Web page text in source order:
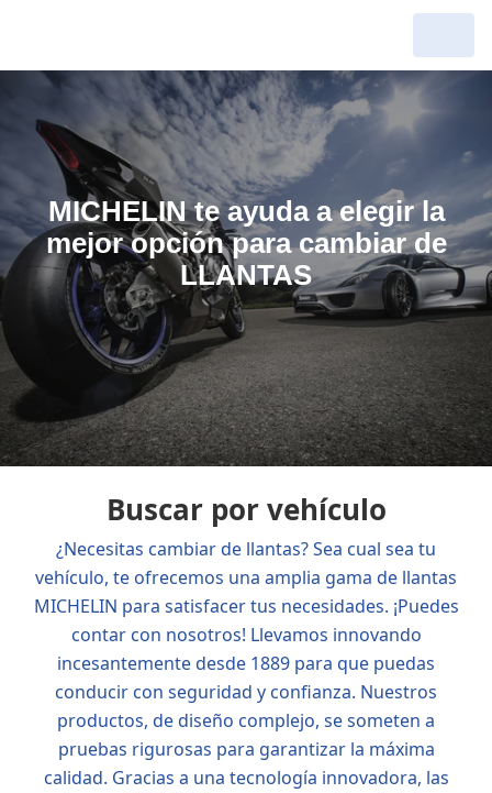
MICHELIN te ayuda a elegir la
mejor opción para cambiar de
LLANTAS
Buscar por vehículo
¿Necesitas cambiar de llantas? Sea cual sea tu
vehículo, te ofrecemos una amplia gama de llantas
MICHELIN para satisfacer tus necesidades. ¡Puedes
contar con nosotros! Llevamos innovando
incesantemente desde 1889 para que puedas
conducir con seguridad y confianza. Nuestros
productos, de diseño complejo, se someten a
pruebas rigurosas para garantizar la máxima
calidad. Gracias a una tecnología innovadora, las